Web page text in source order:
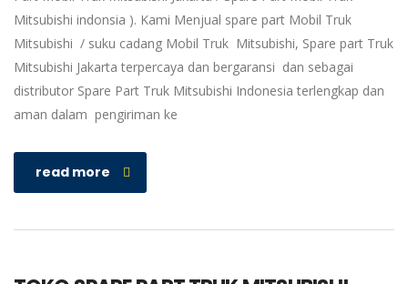
Mitsubishi indonsia ). Kami Menjual spare part Mobil Truk
Mitsubishi / suku cadang Mobil Truk Mitsubishi, Spare part Truk
Mitsubishi Jakarta terpercaya dan bergaransi dan sebagai
distributor Spare Part Truk Mitsubishi Indonesia terlengkap dan
aman dalam pengiriman ke
read more